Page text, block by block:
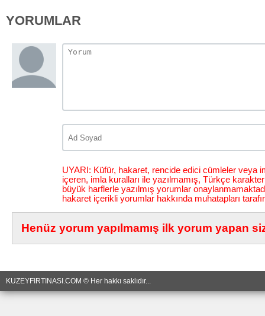
YORUMLAR
UYARI: Küfür, hakaret, rencide edici cümleler veya
içeren, imla kuralları ile yazılmamış, Türkçe
büyük harflerle yazılmış yorumlar
hakaret içerikli yorumlar hakkında muhatapları
Henüz yorum yapılmamış ilk yorum yapan
KUZEYFIRTINASI.COM © Her hakkı saklıdır...